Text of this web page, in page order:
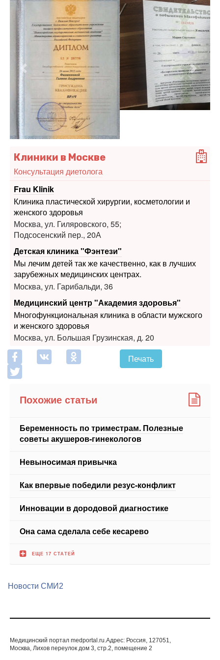
Предыдущий
Клиники в Москве
Консультация диетолога
Frau Klinik
Клиника пластической хирургии, косметологии и
Москва, ул. Гиляровского, 55;
Подсосенский пер., 20А
Детская клиника "Фэнтези"
Мы лечим детей так же качественно, как в лучших
Москва, ул. Гарибальди, 36
Медицинский центр "Академия здоровья"
Многофункциональная клиника в области мужского
Москва, ул. Большая Грузинская, д. 20
Похожие статьи
Беременность по триместрам. Полезные
Невыносимая привычка
Она сама сделала себе кесарево
Новости СМИ2
Москва, Лихов переулок дом 3, стр.2, помещение 2
использование материалов допускается только с
письменногосогласия редакции.